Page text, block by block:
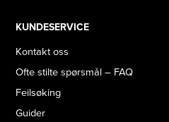
KUNDESERVICE
Kontakt oss
Ofte stilte spørsmål – FAQ
Feilsøking
Guider